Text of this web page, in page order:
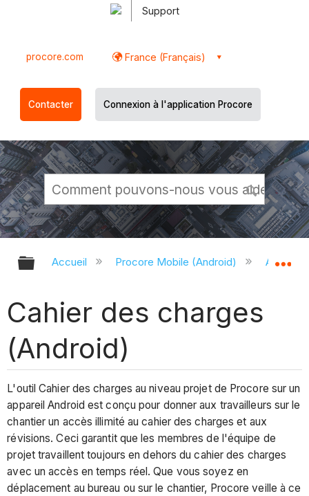
Support
procore.com France (Français)
Contacter Connexion à l'application Procore
Développer/réduire la hiérarchie
Accueil Procore Mobile (Android)
Cahier des charges
(Android)
L'outil Cahier des charges au niveau projet de Procore sur un
appareil Android est conçu pour donner aux travailleurs sur le
chantier un accès illimité au cahier des charges et aux
révisions. Ceci garantit que les membres de l'équipe de
projet travaillent toujours en dehors du cahier des charges
avec un accès en temps réel. Que vous soyez en
déplacement au bureau ou sur le chantier, Procore veille à ce